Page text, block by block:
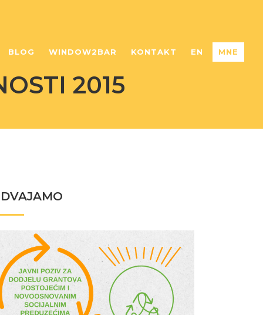
BLOG WINDOW2BAR KONTAKT EN MNE
2015